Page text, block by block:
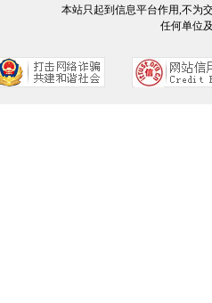
本站只起到信息平台作用,不为
任何单位